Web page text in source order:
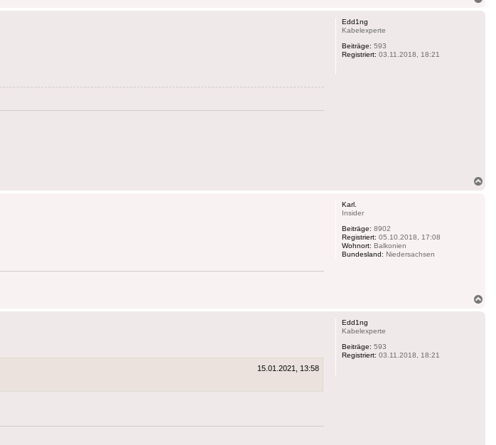
Edd1ng
Kabelexperte
Beiträge: 593
Registriert: 03.11.2018, 18:21
Karl.
Insider
Beiträge: 8902
Registriert: 05.10.2018, 17:08
Wohnort: Balkonien
Bundesland: Niedersachsen
Edd1ng
Kabelexperte
Beiträge: 593
Registriert: 03.11.2018, 18:21
15.01.2021, 13:58